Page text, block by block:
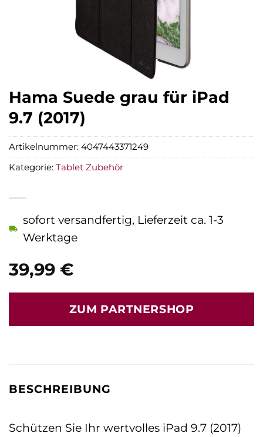
Hama Suede grau für iPad
9.7 (2017)
39,99 €
sofort versandfertig, Lieferzeit ca. 1-3
Werktage
ZUM PARTNERSHOP
Artikelnummer: 4047443371249
Kategorie: Tablet Zubehör
BESCHREIBUNG
Schützen Sie Ihr wertvolles iPad 9.7 (2017)